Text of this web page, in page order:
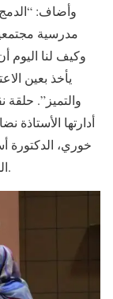
وأضاف:
مدرسية
وكيف لنا اليوم
يأخذ بعين
والتميز”.
أدارتها الأستاذة
خوري، الدكتورة
الدكتورة ميشلين عون والدكتورة شذا إسماعيل.